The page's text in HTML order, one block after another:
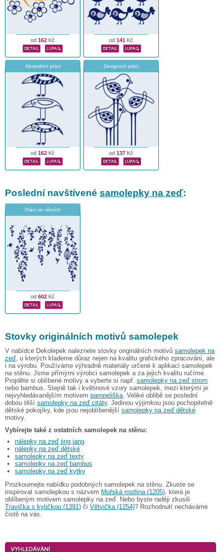
od 162 Kč od 141 Kč
Abstraktní ptáci
od 162 Kč
Designoví ptáci
od 137 Kč
Poslední navštívené samolepky na zeď:
Ptáci ve větvích
od 602 Kč
Stovky originálních motivů samolepek
V nabídce Dekolepek naleznete stovky originálních motivů samolepek na
zeď, u kterých klademe důraz nejen na kvalitu grafického zpracování, ale
i na výrobu. Používáme výhradně materiály určené k aplikaci samolepek
na stěnu. Jsme přímými výrobci samolepek a za jejich kvalitu ručíme.
Projděte si oblíbené motivy a vyberte si např. samolepky na zeď strom
nebo bambus. Stejně tak i květinové vzory samolepek, mezi kterými je
nejvyhledávanějším motivem pampeliška. Veliké oblibě se poslední
dobou těší samolepky na zeď citáty. Jedinou výjimkou jsou pochopitelně
dětské pokojíky, kde jsou nejoblíbenější samolepky na zeď dětské
motivy.
Vybírejte také z ostatních samolepek na stěnu:
nálepky na zeď jing jang
nálepky na zeď dětské
samolepky na zeď texty
samolepky na zeď bambus
samolepky na zeď kytky
Prozkoumejte nabídku podobných samolepek na stěnu. Zkuste se
inspirovat samolepkou s názvem Mořská rostlina (1205), která je
oblíbeným motivem samolepky na zeď. Nebo byste raději zkusili
Travička s kytičkou (1391) či Větvička (1254)? Rozhodnutí necháváme
čistě na vás.